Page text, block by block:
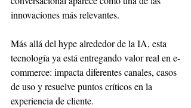
innovaciones más relevantes.
Más allá del hype alrededor de la IA, esta
tecnología ya está entregando valor real en e-
commerce: impacta diferentes canales, casos
de uso y resuelve puntos críticos en la
experiencia de cliente.